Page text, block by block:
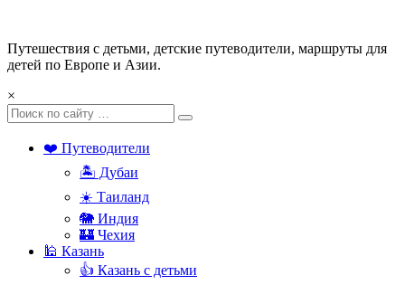
Путешествия с детьми, детские путеводители, маршруты для
детей по Европе и Азии.
×
❤️ Путеводители
🏝️ Дубаи
☀️ Таиланд
🐘 Индия
🏰 Чехия
🕌 Казань
👍 Казань с детьми